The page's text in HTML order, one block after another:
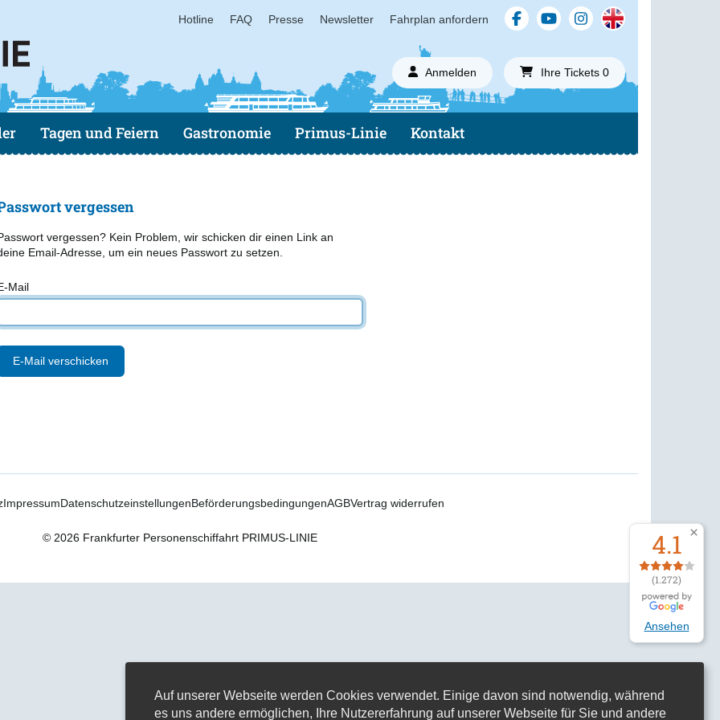
4.1
(1.272)
Ansehen
Hotline FAQ Presse Newsletter Fahrplan anfordern
Anmelden Ihre Tickets 0
Tagen und Feiern Gastronomie Primus-Linie Kontakt
E-Mail
vergessen
vergessen? Kein Problem, wir schicken dir einen Link an
Email-Adresse, um ein neues Passwort zu setzen.
Mail
E-Mail verschicken
ImpressumDatenschutzeinstellungenBeförderungsbedingungenAGBVertrag widerrufen
© 2026 Frankfurter Personenschiffahrt PRIMUS-LINIE
Auf unserer Webseite werden Cookies verwendet. Einige davon sind notwendig, während
es uns andere ermöglichen, Ihre Nutzererfahrung auf unserer Webseite für Sie und andere